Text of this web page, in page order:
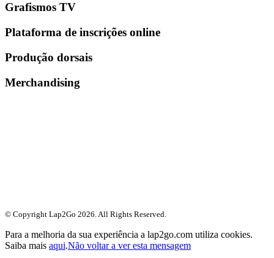
Grafismos TV
Plataforma de inscrições online
Produção dorsais
Merchandising
© Copyright Lap2Go 2026. All Rights Reserved.
Para a melhoria da sua experiência a lap2go.com utiliza cookies.
Saiba mais aqui.Não voltar a ver esta mensagem